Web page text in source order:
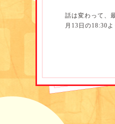
話は変わって、
月13日の18:30
り組み紹介や課
ョンを予定して